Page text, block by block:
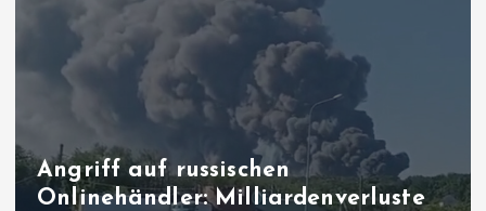
Angriff auf russischen
Onlinehändler: Milliardenverluste